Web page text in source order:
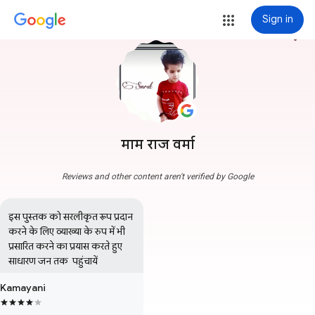
Sign in
माम राज वर्मा
more_vert
Reviews and other content aren't verified by Google
इस पुस्तक को सरलीकृत रूप प्रदान
करने के लिए व्याख्या के रुप में भी
प्रसारित करने का प्रयास करते हुए
साधारण जन तक  पहुंचायें
Kamayani